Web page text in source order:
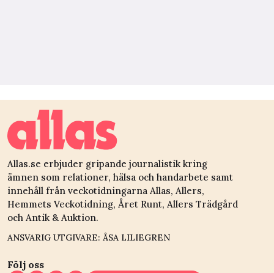
Allas.se erbjuder gripande journalistik kring
ämnen som relationer, hälsa och handarbete samt
innehåll från veckotidningarna Allas, Allers,
Hemmets Veckotidning, Året Runt, Allers Trädgård
och Antik & Auktion.
ANSVARIG UTGIVARE: ÅSA LILIEGREN
Följ oss